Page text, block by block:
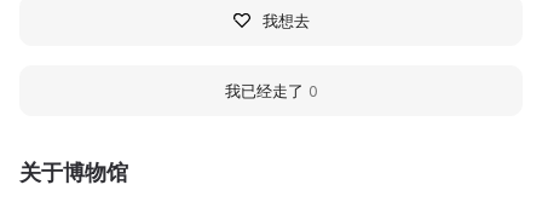
关于博物馆
我想去
我已经走了 0